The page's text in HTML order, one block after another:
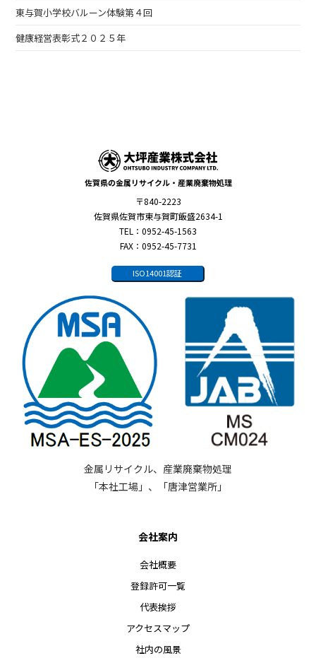
東与賀小学校バルーン体験第４回
健康経営表彰式２０２５年
佐賀県の金属リサイクル・産業廃棄物処理
〒840-2223
佐賀県佐賀市東与賀町飯盛2634-1
TEL：0952-45-1563
FAX：0952-45-7731
ISO14001認証
金属リサイクル、産業廃棄物処理
「本社工場」、「唐津営業所」
会社案内
会社概要
登録許可一覧
代表挨拶
アクセスマップ
社内の風景